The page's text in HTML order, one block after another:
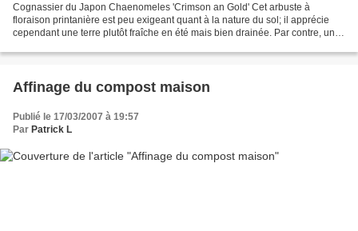
Cognassier du Japon Chaenomeles 'Crimson an Gold' Cet arbuste à
floraison printanière est peu exigeant quant à la nature du sol; il apprécie
cependant une terre plutôt fraîche en été mais bien drainée. Par contre, un
Affinage du compost maison
Publié le 17/03/2007 à 19:57
Par Patrick L